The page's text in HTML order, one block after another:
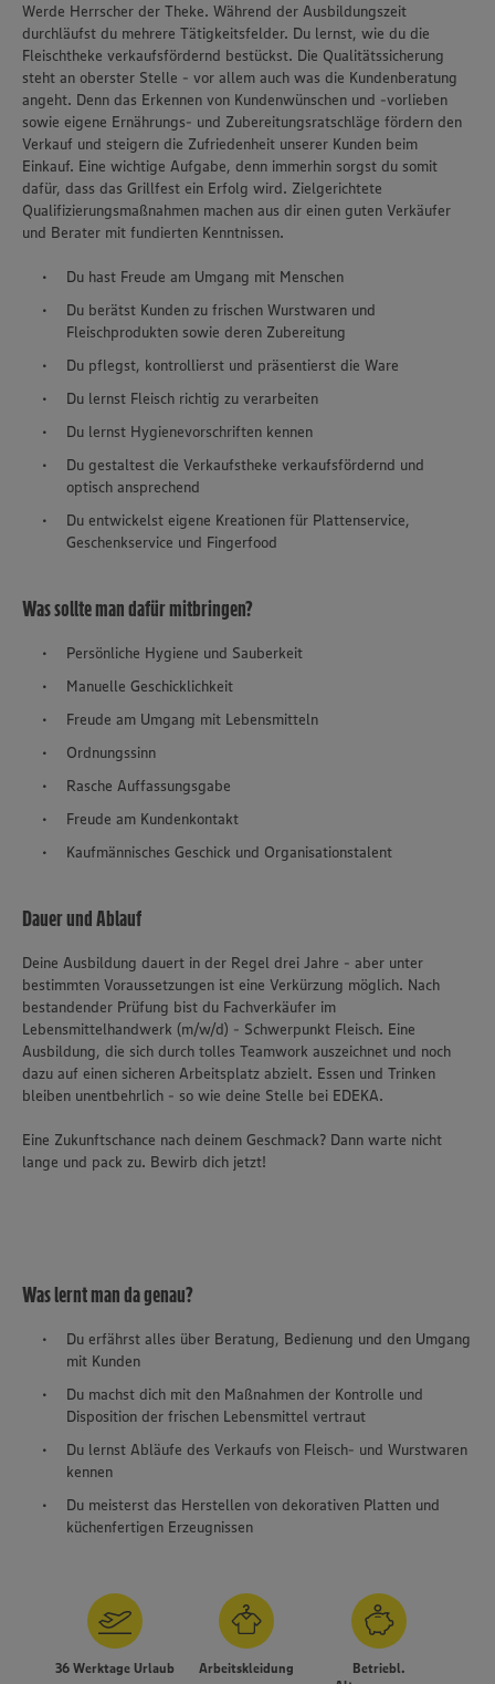
Wir setzen Cookies und andere Technologien ein, um Ihnen
ein bestmögliches Nutzungserlebnis unserer Website zu
ermöglichen. Wir verwenden Ihre Daten, um unsere
Werde Herrscher der Theke. Während der Ausbildungszeit
durchläufst du mehrere Tätigkeitsfelder. Du lernst, wie du die
Fleischtheke verkaufsfördernd bestückst. Die Qualitätssicherung
steht an oberster Stelle - vor allem auch was die Kundenberatung
angeht. Denn das Erkennen von Kundenwünschen und -vorlieben
sowie eigene Ernährungs- und Zubereitungsratschläge fördern den
Verkauf und steigern die Zufriedenheit unserer Kunden beim
Einkauf. Eine wichtige Aufgabe, denn immerhin sorgst du somit
dafür, dass das Grillfest ein Erfolg wird. Zielgerichtete
Qualifizierungsmaßnahmen machen aus dir einen guten Verkäufer
und Berater mit fundierten Kenntnissen.
Du hast Freude am Umgang mit Menschen
Du berätst Kunden zu frischen Wurstwaren und
Fleischprodukten sowie deren Zubereitung
Du pflegst, kontrollierst und präsentierst die Ware
Du lernst Fleisch richtig zu verarbeiten
Du lernst Hygienevorschriften kennen
Du gestaltest die Verkaufstheke verkaufsfördernd und
optisch ansprechend
Du entwickelst eigene Kreationen für Plattenservice,
Geschenkservice und Fingerfood
Was sollte man dafür mitbringen?
Persönliche Hygiene und Sauberkeit
Manuelle Geschicklichkeit
Freude am Umgang mit Lebensmitteln
Ordnungssinn
Rasche Auffassungsgabe
Freude am Kundenkontakt
Kaufmännisches Geschick und Organisationstalent
Dauer und Ablauf
Deine Ausbildung dauert in der Regel drei Jahre - aber unter
bestimmten Voraussetzungen ist eine Verkürzung möglich. Nach
bestandender Prüfung bist du Fachverkäufer im
Lebensmittelhandwerk (m/w/d) - Schwerpunkt Fleisch. Eine
Ausbildung, die sich durch tolles Teamwork auszeichnet und noch
dazu auf einen sicheren Arbeitsplatz abzielt. Essen und Trinken
bleiben unentbehrlich - so wie deine Stelle bei EDEKA.
Eine Zukunftschance nach deinem Geschmack? Dann warte nicht
lange und pack zu. Bewirb dich jetzt!
Was lernt man da genau?
Du erfährst alles über Beratung, Bedienung und den Umgang
mit Kunden
Du machst dich mit den Maßnahmen der Kontrolle und
Disposition der frischen Lebensmittel vertraut
Du lernst Abläufe des Verkaufs von Fleisch- und Wurstwaren
kennen
Du meisterst das Herstellen von dekorativen Platten und
küchenfertigen Erzeugnissen
36 Werktage Urlaub Arbeitskleidung
Betriebl.